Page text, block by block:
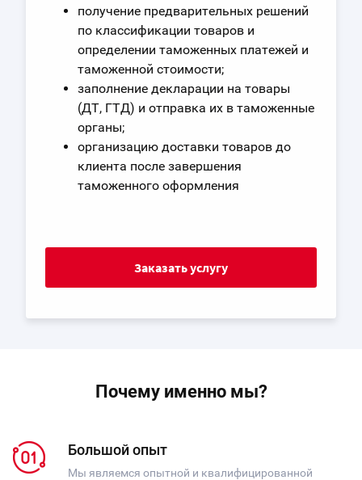
получение предварительных решений
по классификации товаров и
определении таможенных платежей и
таможенной стоимости;
заполнение декларации на товары
(ДТ, ГТД) и отправка их в таможенные
органы;
организацию доставки товаров до
клиента после завершения
таможенного оформления
Заказать услугу
Почему именно мы?
Большой опыт
Мы являемся опытной и квалифицированной